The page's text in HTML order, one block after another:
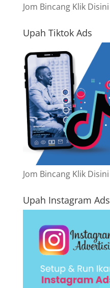
Jom Bincang Klik Disini
Upah Tiktok Ads
Jom Bincang Klik Disini
Upah Instagram Ads